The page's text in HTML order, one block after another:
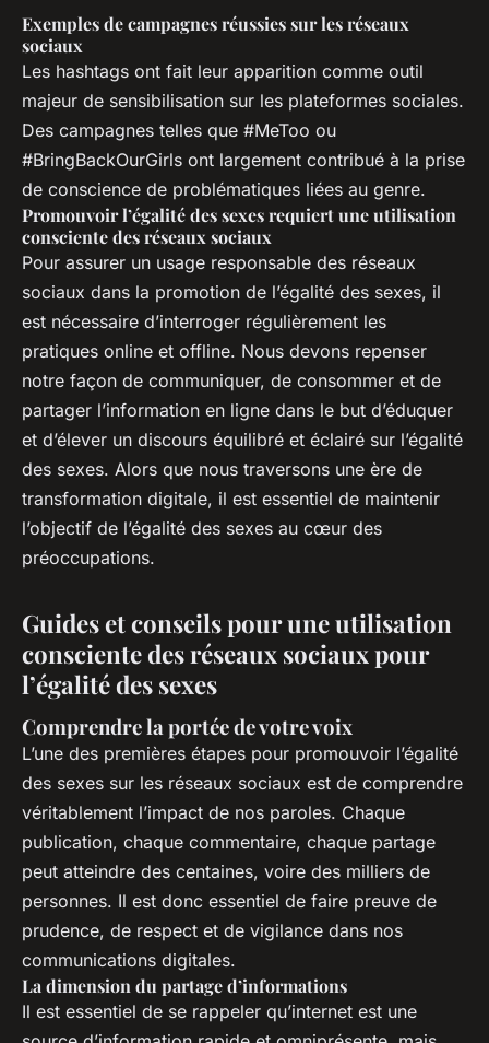
Exemples de campagnes réussies sur les réseaux
sociaux
Les hashtags ont fait leur apparition comme outil
majeur de sensibilisation sur les plateformes sociales.
Des campagnes telles que #MeToo ou
#BringBackOurGirls ont largement contribué à la prise
de conscience de problématiques liées au genre.
Promouvoir l’égalité des sexes requiert une utilisation
consciente des réseaux sociaux
Pour assurer un usage responsable des réseaux
sociaux dans la promotion de l’égalité des sexes, il
est nécessaire d’interroger régulièrement les
pratiques online et offline. Nous devons repenser
notre façon de communiquer, de consommer et de
partager l’information en ligne dans le but d’éduquer
et d’élever un discours équilibré et éclairé sur l’égalité
des sexes. Alors que nous traversons une ère de
transformation digitale, il est essentiel de maintenir
l’objectif de l’égalité des sexes au cœur des
préoccupations.
Guides et conseils pour une utilisation
consciente des réseaux sociaux pour
l’égalité des sexes
Comprendre la portée de votre voix
L’une des premières étapes pour promouvoir l’égalité
des sexes sur les réseaux sociaux est de comprendre
véritablement l’impact de nos paroles. Chaque
publication, chaque commentaire, chaque partage
peut atteindre des centaines, voire des milliers de
personnes. Il est donc essentiel de faire preuve de
prudence, de respect et de vigilance dans nos
communications digitales.
La dimension du partage d’informations
Il est essentiel de se rappeler qu’internet est une